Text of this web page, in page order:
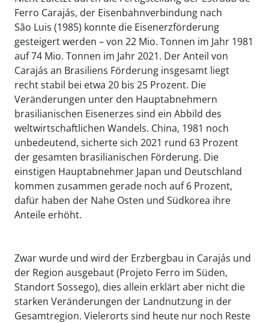
Ferro Carajás, der Eisenbahnverbindung nach
São Luis (1985) konnte die Eisenerzförderung
gesteigert werden – von 22 Mio. Tonnen im Jahr 1981
auf 74 Mio. Tonnen im Jahr 2021. Der Anteil von
Carajás an Brasiliens Förderung insgesamt liegt
recht stabil bei etwa 20 bis 25 Prozent. Die
Veränderungen unter den Hauptabnehmern
brasilianischen Eisenerzes sind ein Abbild des
weltwirtschaftlichen Wandels. China, 1981 noch
unbedeutend, sicherte sich 2021 rund 63 Prozent
der gesamten brasilianischen Förderung. Die
einstigen Hauptabnehmer Japan und Deutschland
kommen zusammen gerade noch auf 6 Prozent,
dafür haben der Nahe Osten und Südkorea ihre
Anteile erhöht.
Zwar wurde und wird der Erzbergbau in Carajás und
der Region ausgebaut (Projeto Ferro im Süden,
Standort Sossego), dies allein erklärt aber nicht die
starken Veränderungen der Landnutzung in der
Gesamtregion. Vielerorts sind heute nur noch Reste